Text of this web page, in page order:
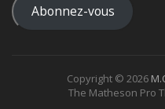
Abonnez-vous
Copyright © 2026
The Matheson Pro